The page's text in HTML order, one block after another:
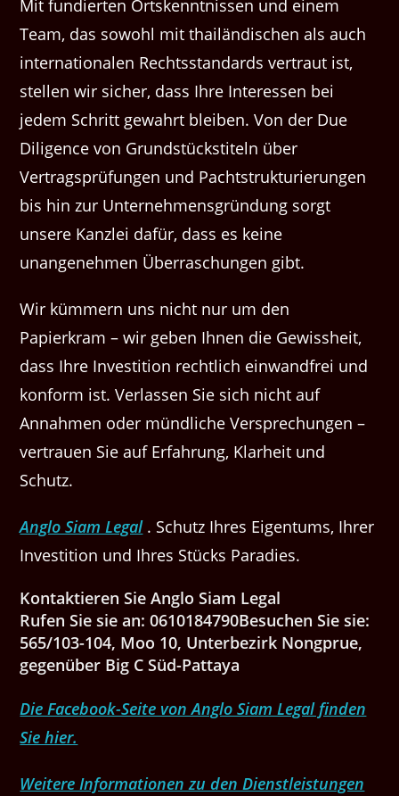
Mit fundierten Ortskenntnissen und einem
Team, das sowohl mit thailändischen als auch
internationalen Rechtsstandards vertraut ist,
stellen wir sicher, dass Ihre Interessen bei
jedem Schritt gewahrt bleiben. Von der Due
Diligence von Grundstückstiteln über
Vertragsprüfungen und Pachtstrukturierungen
bis hin zur Unternehmensgründung sorgt
unsere Kanzlei dafür, dass es keine
unangenehmen Überraschungen gibt.
Wir kümmern uns nicht nur um den
Papierkram – wir geben Ihnen die Gewissheit,
dass Ihre Investition rechtlich einwandfrei und
konform ist. Verlassen Sie sich nicht auf
Annahmen oder mündliche Versprechungen –
vertrauen Sie auf Erfahrung, Klarheit und
Schutz.
Anglo Siam Legal. Schutz Ihres Eigentums, Ihrer
Investition und Ihres Stücks Paradies.
Kontaktieren Sie Anglo Siam Legal
Rufen Sie sie an: 0610184790Besuchen Sie sie:
565/103-104, Moo 10, Unterbezirk Nongprue,
gegenüber Big C Süd-Pattaya
Die Facebook-Seite von Anglo Siam Legal finden
Sie hier.
Weitere Informationen zu den Dienstleistungen